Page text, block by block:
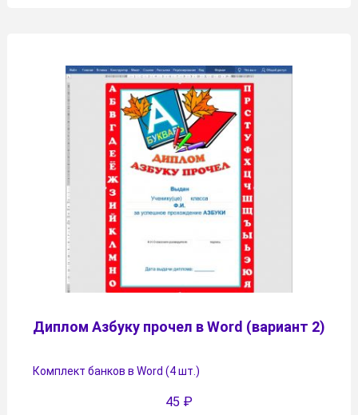
Диплом Азбуку прочел в Word (вариант 2)
Комплект банков в Word (4 шт.)
45 ₽